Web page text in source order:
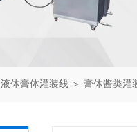
液体膏体灌装线 ＞ 膏体酱类灌